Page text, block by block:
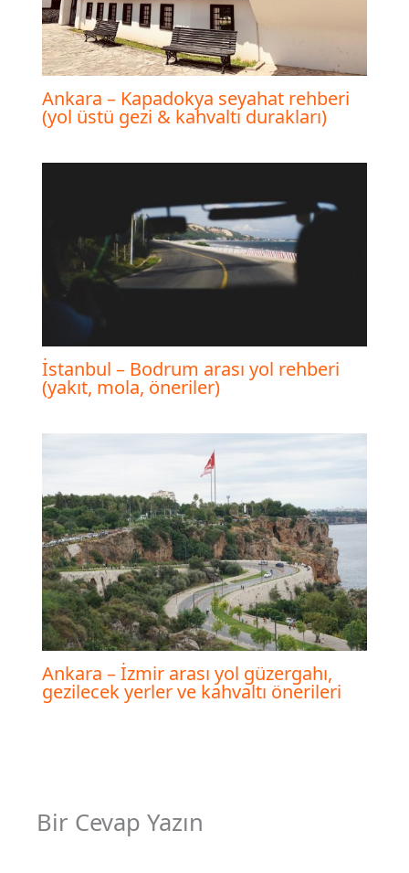
Ankara – Kapadokya seyahat rehberi
(yol üstü gezi & kahvaltı durakları)
İstanbul – Bodrum arası yol rehberi
(yakıt, mola, öneriler)
Ankara – İzmir arası yol güzergahı,
gezilecek yerler ve kahvaltı önerileri
Bir Cevap Yazın